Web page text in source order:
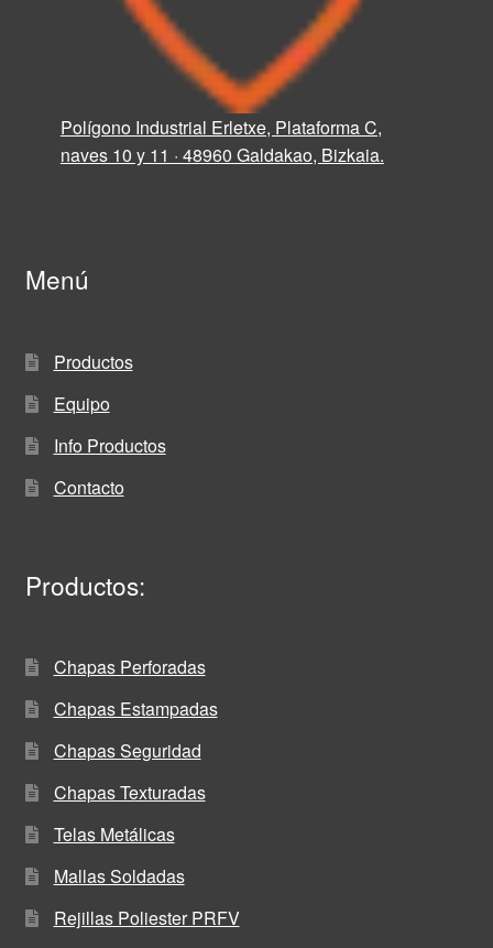
Polígono Industrial Erletxe, Plataforma C,
naves 10 y 11 · 48960 Galdakao, Bizkaia.
Menú
Productos
Equipo
Info Productos
Contacto
Productos:
Chapas Perforadas
Chapas Estampadas
Chapas Seguridad
Chapas Texturadas
Telas Metálicas
Mallas Soldadas
Rejillas Poliester PRFV